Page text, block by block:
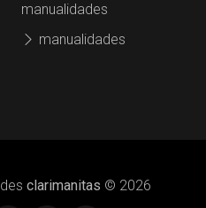
manualidades
manualidades
clarimanitas © 2026